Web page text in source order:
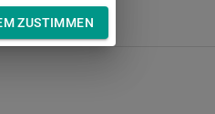
ZUSTIMMEN